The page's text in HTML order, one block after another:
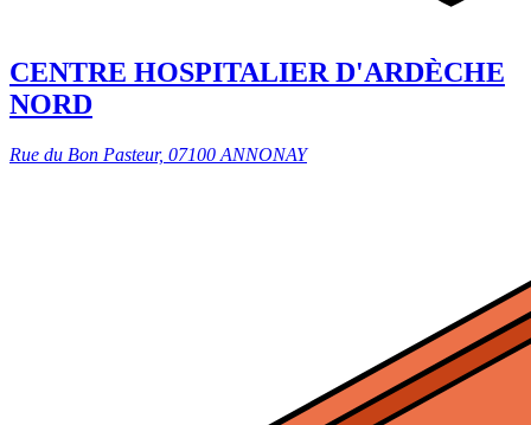
CENTRE HOSPITALIER D'ARDÈCHE
NORD
Rue du Bon Pasteur, 07100 ANNONAY